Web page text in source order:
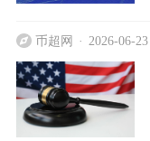
币超网 2026-06-23